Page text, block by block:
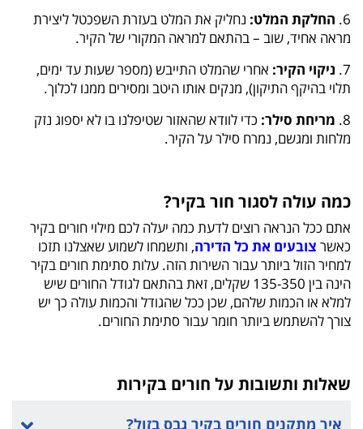
6. החלקת המלט: נחליק את המלט בעזרת השפכטל ליצירת
מראה אחיד, שוב – בהתאם למראה המקורי של הקיר.
7. ניקוי הקיר: אחרי שהמלט התייבש (מספר שעות עד ימים,
תלוי בהיקף התיקון), מנקים אותו היטב ומסירים ממנו לכלוך.
8. מריחת סילר: כדי לוודא שהאזור שטיפלנו בו לא יספוג נזק
מלחות ומגשם, נמרח סילר על הקיר.
כמה עולה לסגור חור בקיר?
אתם ככל הנראה רוצים לדעת כמה יעלה לכם מילוי חורים בקיר
כאשר צובעים את כל הדירה, ותשמחו לשמוע שאצלנו תזכו
למחיר הזול ביותר עבור השירות הזה. עלות סתימת חורים בקיר
הינה בין 135-350 שקלים, זאת בהתאם לגודל החורים שיש
למלא או הכמות שלהם, שכן ככל שהגודל והכמות עולה כך יש
צורך להשתמש ביותר חומר עבור סתימת החורים.
שאלות ותשובות על חורים בקירות
איך מתקנים חורים בקיר גבס בזול?